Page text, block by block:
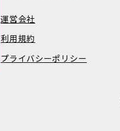
運営会社
利用規約
プライバシーポリシー